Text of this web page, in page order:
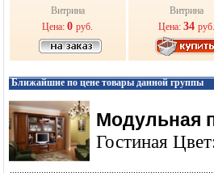
Витрина
Цена: 0руб.
Витрина
Цена: 34
Ближайшие по цене товары данной группы
Модульная
Гостиная